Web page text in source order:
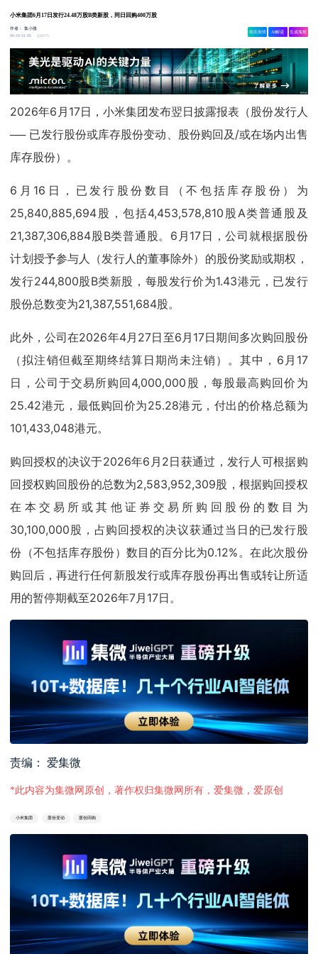
小米集团6月17日发行24.48万股B类新股，同日回购400万股
作者：集小微
06-18 01:06
6676
相关舆情 AI解读 生成海报
2026年6月17日，小米集团发布翌日披露报表（股份发行人
── 已发行股份或库存股份变动、股份购回及/或在场内出售
库存股份）。
6月16日，已发行股份数目（不包括库存股份）为
25,840,885,694股，包括4,453,578,810股A类普通股及
21,387,306,884股B类普通股。6月17日，公司就根据股份
计划授予参与人（发行人的董事除外）的股份奖励或期权，
发行244,800股B类新股，每股发行价为1.43港元，已发行
股份总数变为21,387,551,684股。
此外，公司在2026年4月27日至6月17日期间多次购回股份
（拟注销但截至期终结算日期尚未注销）。其中，6月17
日，公司于交易所购回4,000,000股，每股最高购回价为
25.42港元，最低购回价为25.28港元，付出的价格总额为
101,433,048港元。
购回授权的决议于2026年6月2日获通过，发行人可根据购
回授权购回股份的总数为2,583,952,309股，根据购回授权
在本交易所或其他证券交易所购回股份的数目为
30,100,000股，占购回授权的决议获通过当日的已发行股
份（不包括库存股份）数目的百分比为0.12%。在此次股份
购回后，再进行任何新股发行或库存股份再出售或转让所适
用的暂停期截至2026年7月17日。
责编： 爱集微
*此内容为集微网原创，著作权归集微网所有，爱集微，爱原创
小米集团 股份变动 股份回购